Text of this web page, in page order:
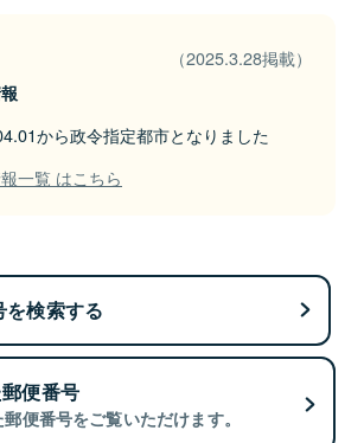
（2025.3.28掲載）
から政令指定都市となりました
一覧 はこちら
検索する
便番号
便番号をご覧いただけます。